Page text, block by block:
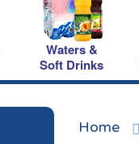
Waters &
Soft Drinks
Home